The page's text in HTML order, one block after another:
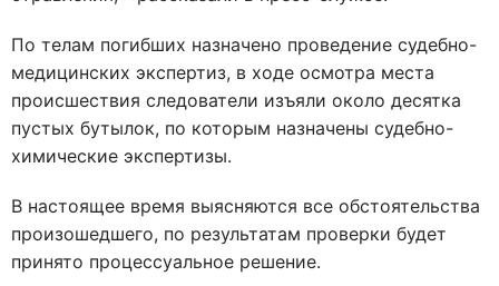
По телам погибших назначено проведение судебно-
медицинских экспертиз, в ходе осмотра места
происшествия следователи изъяли около десятка
пустых бутылок, по которым назначены судебно-
химические экспертизы.
В настоящее время выясняются все обстоятельства
произошедшего, по результатам проверки будет
принято процессуальное решение.